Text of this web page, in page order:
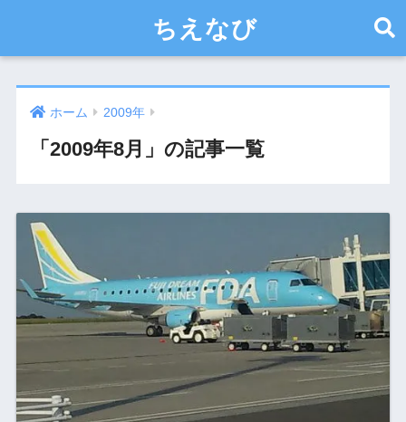
ちえなび
ホーム 2009年
「2009年8月」の記事一覧